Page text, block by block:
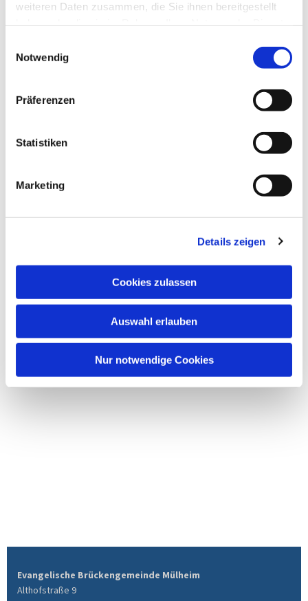
weiteren Daten zusammen, die Sie ihnen bereitgestellt
Notwendig
Präferenzen
Statistiken
Marketing
Details zeigen
Cookies zulassen
Auswahl erlauben
Nur notwendige Cookies
Dies könnte Sie auch
Evangelische Brückengemeinde Mülheim
Althofstraße 9